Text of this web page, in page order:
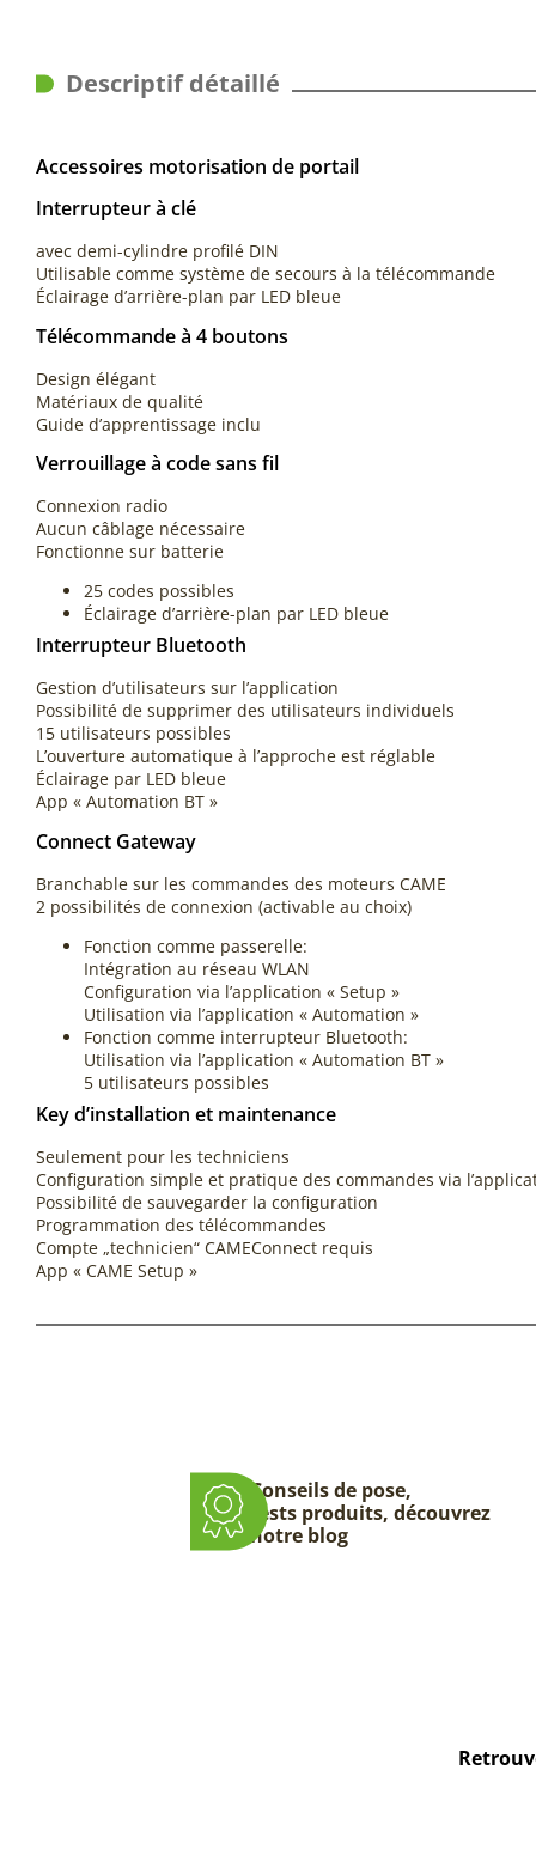
Descriptif détaillé
Accessoires motorisation de portail
Interrupteur à clé
avec demi-cylindre profilé DIN
Utilisable comme système de secours à la télécommande
Éclairage d’arrière-plan par LED bleue
Télécommande à 4 boutons
Design élégant
Matériaux de qualité
Guide d’apprentissage inclu
Verrouillage à code sans fil
Connexion radio
Aucun câblage nécessaire
Fonctionne sur batterie
25 codes possibles
Éclairage d’arrière-plan par LED bleue
Interrupteur Bluetooth
Gestion d’utilisateurs sur l’application
Possibilité de supprimer des utilisateurs individuels
15 utilisateurs possibles
L’ouverture automatique à l’approche est réglable
Éclairage par LED bleue
App « Automation BT »
Connect Gateway
Branchable sur les commandes des moteurs CAME
2 possibilités de connexion (activable au choix)
Fonction comme passerelle:
Intégration au réseau WLAN
Configuration via l’application « Setup »
Utilisation via l’application « Automation »
Fonction comme interrupteur Bluetooth:
Utilisation via l’application « Automation BT »
5 utilisateurs possibles
Key d’installation et maintenance
Seulement pour les techniciens
Configuration simple et pratique des commandes via
Possibilité de sauvegarder la configuration
Programmation des télécommandes
Compte „technicien“ CAMEConnect requis
App « CAME Setup »
Conseils de pose,
tests produits, découvrez
notre blog